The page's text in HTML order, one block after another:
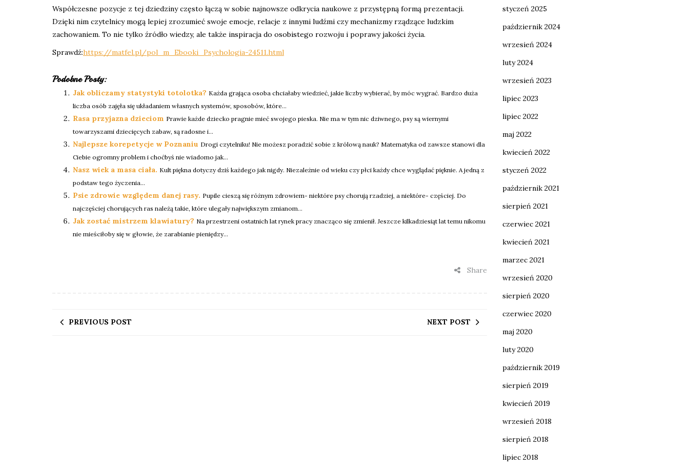
Współczesne pozycje z tej dziedziny często łączą w sobie najnowsze odkrycia naukowe z przystępną formą prezentacji.
Dzięki nim czytelnicy mogą lepiej zrozumieć swoje emocje, relacje z innymi ludźmi czy mechanizmy rządzące ludzkim
zachowaniem. To nie tylko źródło wiedzy, ale także inspiracja do osobistego rozwoju i poprawy jakości życia.
Sprawdź:https://matfel.pl/pol_m_Ebooki_Psychologia-24511.html
Podobne Posty:
Jak obliczamy statystyki totolotka? Każda grająca osoba chciałaby wiedzieć, jakie liczby wybierać, by móc wygrać. Bardzo duża
liczba osób zajęła się układaniem własnych systemów, sposobów, które...
Rasa przyjazna dzieciom Prawie każde dziecko pragnie mieć swojego pieska. Nie ma w tym nic dziwnego, psy są wiernymi
towarzyszami dziecięcych zabaw, są radosne i...
Najlepsze korepetycje w Poznaniu Drogi czytelniku! Nie możesz poradzić sobie z królową nauk? Matematyka od zawsze stanowi dla
Ciebie ogromny problem i choćbyś nie wiadomo jak...
Nasz wiek a masa ciała. Kult piękna dotyczy dziś każdego jak nigdy. Niezależnie od wieku czy płci każdy chce wyglądać pięknie. A jedną z
podstaw tego życzenia...
Psie zdrowie względem danej rasy. Pupile cieszą się różnym zdrowiem- niektóre psy chorują rzadziej, a niektóre- częściej. Do
najczęściej chorujących ras należą takie, które ulegały największym zmianom...
Jak zostać mistrzem klawiatury? Na przestrzeni ostatnich lat rynek pracy znacząco się zmienił. Jeszcze kilkadziesiąt lat temu nikomu
nie mieściłoby się w głowie, że zarabianie pieniędzy...
Share
PREVIOUS POST NEXT POST
styczeń 2025
październik 2024
wrzesień 2024
luty 2024
wrzesień 2023
lipiec 2023
lipiec 2022
maj 2022
kwiecień 2022
styczeń 2022
październik 2021
sierpień 2021
czerwiec 2021
kwiecień 2021
marzec 2021
wrzesień 2020
sierpień 2020
czerwiec 2020
maj 2020
luty 2020
październik 2019
sierpień 2019
kwiecień 2019
wrzesień 2018
sierpień 2018
lipiec 2018